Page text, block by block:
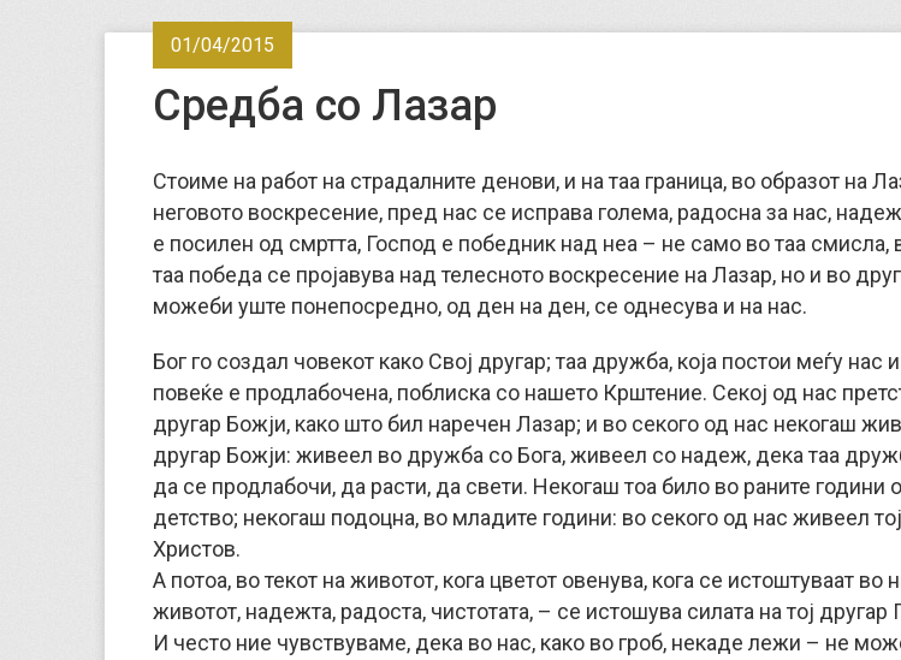
01/04/2015
Средба со Лазар
Стоиме на работ на страдалните денови, и на таа граница, во образот на
неговото воскресение, пред нас се исправа голема, радосна за нас,
е посилен од смртта, Господ е победник над неа – не само во таа смисла,
таа победа се пројавува над телесното воскресение на Лазар, но и во
можеби уште понепосредно, од ден на ден, се однесува и на нас.
Бог го создал човекот како Свој другар; таа дружба, која постои меѓу нас
повеќе е продлабочена, поблиска со нашето Крштение. Секој од нас
другар Божји, како што бил наречен Лазар; и во секого од нас некогаш
другар Божји: живеел во дружба со Бога, живеел со надеж, дека таа
да се продлабочи, да расти, да свети. Некогаш тоа било во раните години
детство; некогаш подоцна, во младите години: во секого од нас живеел
Христов.
А потоа, во текот на животот, кога цветот овенува, кога се истоштуваат во
животот, надежта, радоста, чистотата, – се истошува силата на тој другар
И често ние чувствуваме, дека во нас, како во гроб, некаде лежи – не